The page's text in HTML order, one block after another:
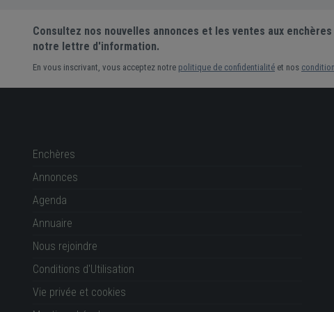
Consultez nos nouvelles annonces et les ventes aux enchères
notre lettre d'information.
En vous inscrivant, vous acceptez notre politique de confidentialité et nos
Enchères
Annonces
Agenda
Annuaire
Nous rejoindre
Conditions d'Utilisation
Vie privée et cookies